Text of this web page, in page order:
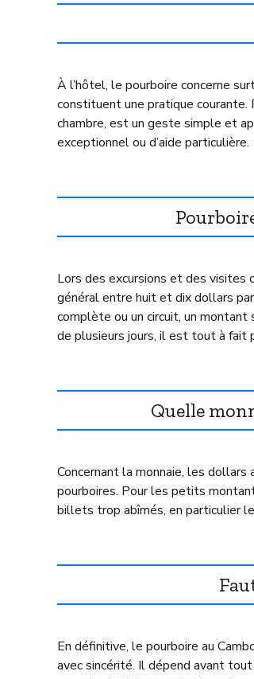
À l’hôtel, le pourboire concerne
constituent une pratique courante.
chambre, est un geste simple et
exceptionnel ou d’aide particulière.
Lors des excursions et des visites
général entre huit et dix dollars
complète ou un circuit, un
de plusieurs jours, il est tout à fait
Quelle
Concernant la monnaie, les
pourboires. Pour les petits
billets trop abîmés, en particulier
En définitive, le pourboire au
avec sincérité. Il dépend avant